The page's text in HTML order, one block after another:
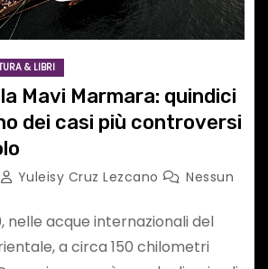
& LIBRI
Mavi Marmara: quindici
dei casi più controversi
Yuleisy Cruz Lezcano
Nessun
nelle acque internazionali del
a circa 150 chilometri